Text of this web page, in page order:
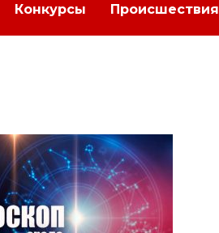
Конкурсы Происшествия